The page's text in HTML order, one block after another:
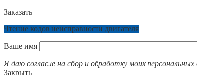
Заказать
Чтение кодов неисправности двигателя
Ваше имя
Я даю согласие на сбор и обработку моих персональных
Закрыть